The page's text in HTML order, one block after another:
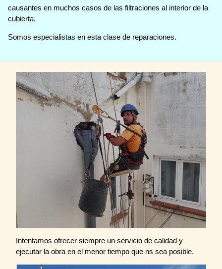
causantes en muchos casos de las filtraciones al interior de la
cubierta.
Somos especialistas en esta clase de reparaciones.
Intentamos ofrecer siempre un servicio de calidad y
ejecutar la obra en el menor tiempo que ns sea posible.